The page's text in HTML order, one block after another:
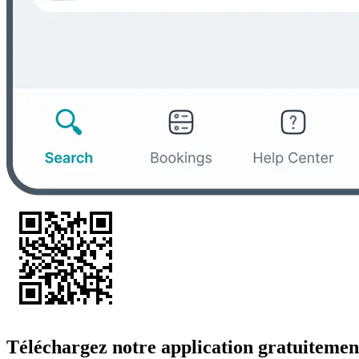
Téléchargez notre application